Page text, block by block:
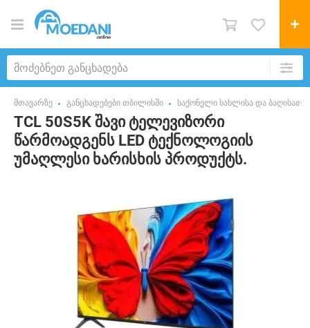
მთავარზე განცხადებები თბილისში საქონელი სახლისა და
TCL 50S5K შავი ტელევიზორი
წარმოადგენს LED ტექნოლოგიის
უმაღლესი ხარისხის პროდუქტს.